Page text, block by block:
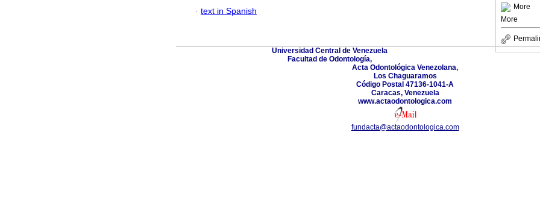
More
More
· text in Spanish
Universidad Central de Venezuela
Facultad de Odontología,
Acta Odontológica Venezolana,
Los Chaguaramos
Código Postal 47136-1041-A
Caracas, Venezuela
www.actaodontologica.com
fundacta@actaodontologica.com